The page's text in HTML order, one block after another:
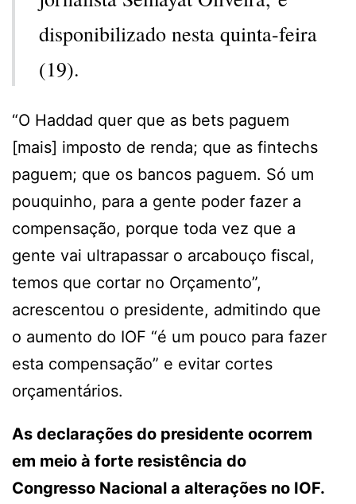
disponibilizado nesta quinta-feira
(19).
“O Haddad quer que as bets paguem
[mais] imposto de renda; que as fintechs
paguem; que os bancos paguem. Só um
pouquinho, para a gente poder fazer a
compensação, porque toda vez que a
gente vai ultrapassar o arcabouço fiscal,
temos que cortar no Orçamento”,
acrescentou o presidente, admitindo que
o aumento do IOF “é um pouco para fazer
esta compensação” e evitar cortes
orçamentários.
As declarações do presidente ocorrem
em meio à forte resistência do
Congresso Nacional a alterações no IOF.